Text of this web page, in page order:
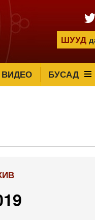
ШУУД
ВИДЕО БУСАД